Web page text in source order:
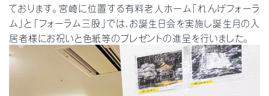
ております。宮崎に位置する有料老人ホーム「れんげフォーラ
ム」と「フォーラム三股」では、お誕生日会を実施し誕生月の入
居者様にお祝いと色紙等のプレゼントの進呈を行いました。